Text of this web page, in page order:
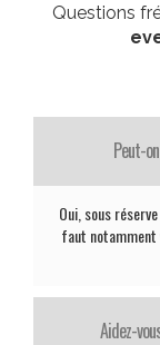
Questions
Peut-
Oui, sous
faut notamment
Aidez-